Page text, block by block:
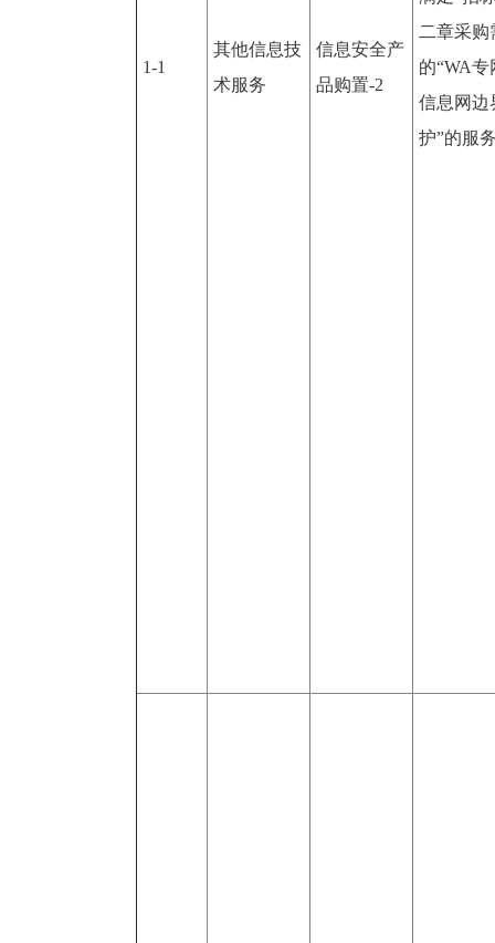
1-1
其他信息技
术服务
信息安全产
品购置-2
二章采购
的“WA
信息网边
护”的服